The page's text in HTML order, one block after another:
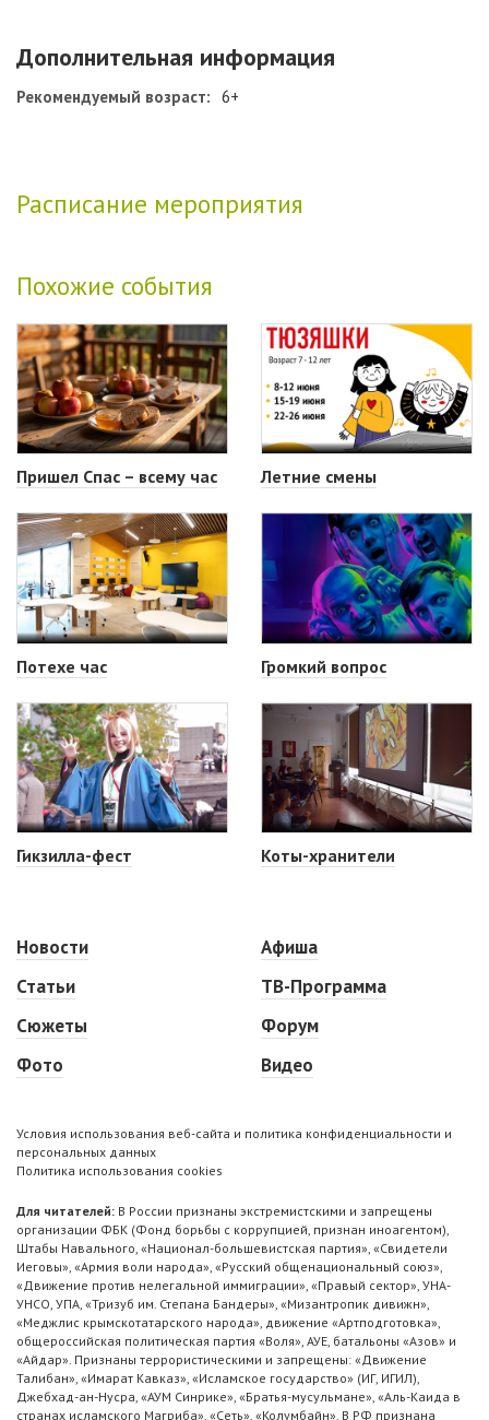
Дополнительная информация
Рекомендуемый возраст: 6+
Расписание мероприятия
Похожие события
Пришел Спас – всему час Летние смены
Потехе час Громкий вопрос
Гикзилла-фест Коты-хранители
Новости
Статьи
Сюжеты
Фото
Афиша
ТВ-Программа
Форум
Видео
Условия использования веб-сайта и политика конфиденциальности и
персональных данных
Политика использования cookies
Для читателей: В России признаны экстремистскими и запрещены
организации ФБК (Фонд борьбы с коррупцией, признан иноагентом),
Штабы Навального, «Национал-большевистская партия», «Свидетели
Иеговы», «Армия воли народа», «Русский общенациональный союз»,
«Движение против нелегальной иммиграции», «Правый сектор», УНА-
УНСО, УПА, «Тризуб им. Степана Бандеры», «Мизантропик дивижн»,
«Меджлис крымскотатарского народа», движение «Артподготовка»,
общероссийская политическая партия «Воля», АУЕ, батальоны «Азов» и
«Айдар». Признаны террористическими и запрещены: «Движение
Талибан», «Имарат Кавказ», «Исламское государство» (ИГ, ИГИЛ),
Джебхад-ан-Нусра, «АУМ Синрике», «Братья-мусульмане», «Аль-Каида в
странах исламского Магриба», «Сеть», «Колумбайн». В РФ признана